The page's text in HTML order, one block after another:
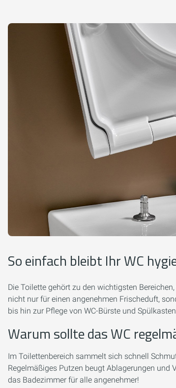
So einfach bleibt Ihr WC
Die Toilette gehört zu den wichtigsten
nicht nur für einen angenehmen Frischeduft,
bis hin zur Pflege von WC-Bürste und
Warum sollte das WC
Im Toilettenbereich sammelt sich schnell
Regelmäßiges Putzen beugt Ablagerungen
das Badezimmer für alle angenehmer!